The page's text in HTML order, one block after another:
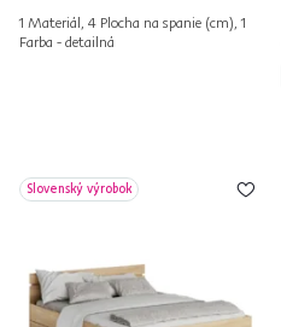
1 Materiál, 4 Plocha na spanie (cm), 1
Farba - detailná
Slovenský výrobok